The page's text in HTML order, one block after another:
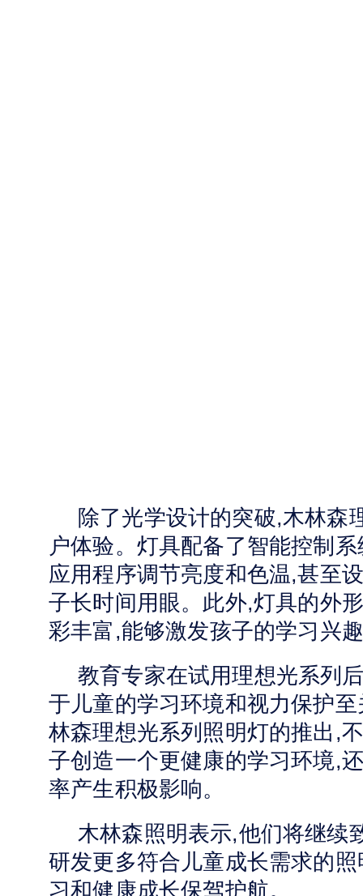
除了光学设计的突破,木林森
户体验。灯具配备了智能控制
应用程序调节亮度和色温,甚至
子长时间用眼。此外,灯具的外
彩丰富,能够激发孩子的学习兴
教育专家在试用理想光系列
于儿童的学习环境和视力保护
林森理想光系列照明灯的推出,
子创造一个更健康的学习环境,
率产生积极影响。
木林森照明表示,他们将继续
研发更多符合儿童成长需求的
习和健康成长保驾护航。